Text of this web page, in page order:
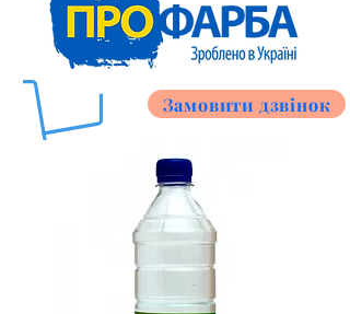
Замовити дзвінок